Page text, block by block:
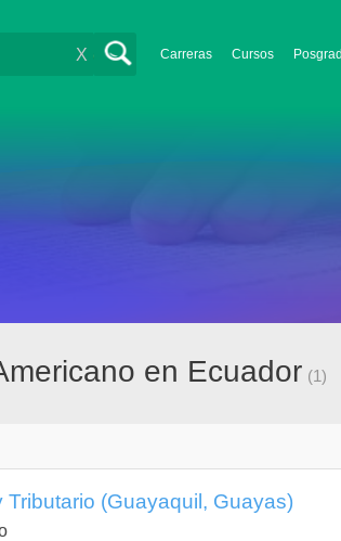
Carreras Cursos
X
en Ecuador (1)
(Guayaquil, Guayas)